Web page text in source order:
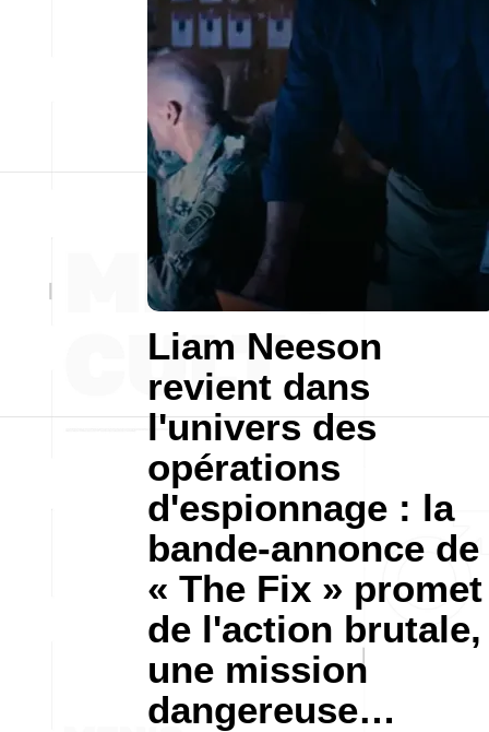
Liam Neeson
revient dans
l'univers des
opérations
d'espionnage : la
bande-annonce de
« The Fix » promet
de l'action brutale,
une mission
dangereuse…